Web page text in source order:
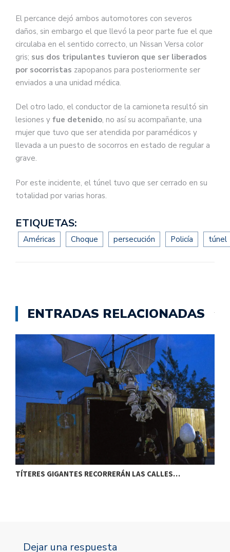
El percance dejó ambos automotores con severos
daños, sin embargo el que llevó la peor parte fue el que
circulaba en el sentido correcto, un Nissan Versa color
gris; sus dos tripulantes tuvieron que ser liberados
por socorristas zapopanos para posteriormente ser
enviados a una unidad médica.
Del otro lado, el conductor de la camioneta resultó sin
lesiones y fue detenido, no así su acompañante, una
mujer que tuvo que ser atendida por paramédicos y
llevada a un puesto de socorros en estado de regular a
grave.
Por este incidente, el túnel tuvo que ser cerrado en su
totalidad por varias horas.
ETIQUETAS:
Américas Choque persecución Policía túnel
ENTRADAS RELACIONADAS
TÍTERES GIGANTES RECORRERÁN LAS CALLES…
Dejar una respuesta